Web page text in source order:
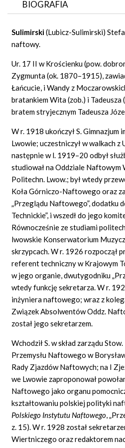
BIOGRAFIA
GRAF POWIĄZAŃ
DYSKUSJA
Mapa
Sulimirski(Lubicz-Sulimirski)
naftowy.
Ur. 17 II w Krościenku (pow.
Zygmunta (ok. 1870–1915),
Łańcucie, i Wandy z
bratankiem Wita (zob.) i Tadeusza
bratem stryjecznym Tadeusza
W r. 1918 ukończył S. Gimnazjum
Lwowie; uczestniczył w walkach z
następnie w l. 1919–20 odbył
studiował na Oddziale Naftowym
Politechn. Lwow.; był wtedy
Koła Górniczo-Naftowego oraz
„Przeglądu Naftowego”, dodatku
Technickie”, i wszedł do jego
Równocześnie ze studiami
lwowskie Konserwatorium
skrzypcach. W r. 1926 rozpoczął
referent techniczny w Krajowym
w jego organie, dwutygodniku
wtedy funkcję sekretarza. W r.
inżyniera naftowego; wraz z
Związek Absolwentów Oddz.
został jego sekretarzem.
Wchodził S. w skład zarządu
Przemysłu Naftowego w
Rady Zjazdów Naftowych; na I
we Lwowie zaproponował
Naftowego jako organu
kształtowaniu polskiej polityki
Polskiego Instytutu Naftowego,
z. 15). W r. 1928 został
Wiertniczego oraz redaktorem